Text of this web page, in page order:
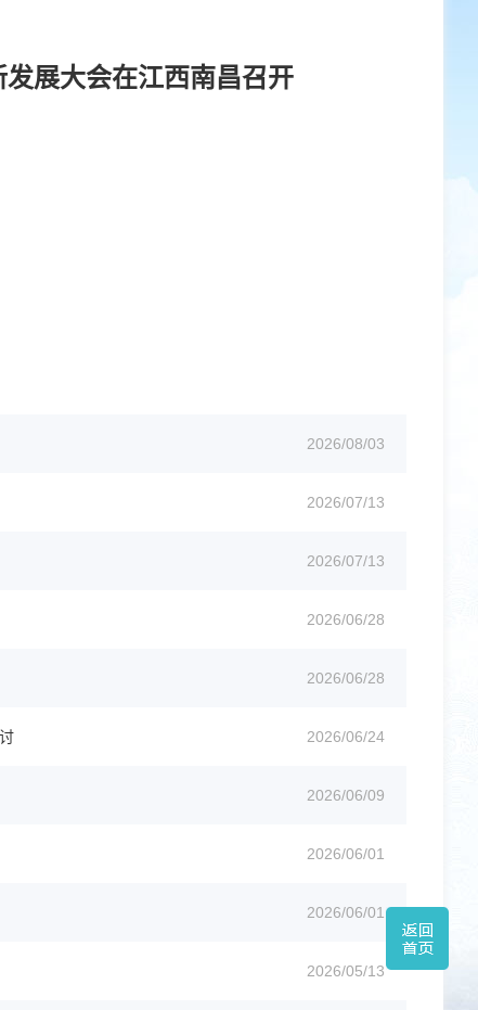
展大会在江西南昌召开
2026/08/03
2026/07/13
2026/07/13
2026/06/28
2026/06/28
2026/06/24
2026/06/09
2026/06/01
2026/06/01
2026/05/13